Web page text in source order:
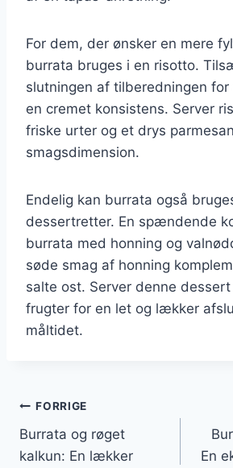
For dem, der ønsker en mere
burrata bruges i en risotto.
slutningen af tilberedningen
en cremet konsistens. Server
friske urter og et drys
smagsdimension.
Endelig kan burrata også
dessertretter. En spændende
burrata med honning og
søde smag af honning
salte ost. Server denne
frugter for en let og lækker
måltidet.
Indlægsnavigation
FORRIGE
Burrata og røget
kalkun: En lækker
En